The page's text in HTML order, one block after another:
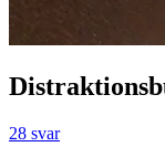
28 svar